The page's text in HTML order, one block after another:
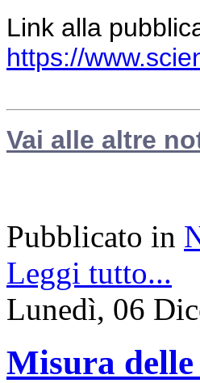
Link alla
https://
Vai alle altre
Pubblicato in
Leggi tutto...
Lunedì, 06
Misura